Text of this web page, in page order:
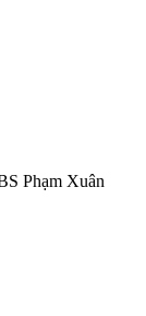
Phạm Xuân